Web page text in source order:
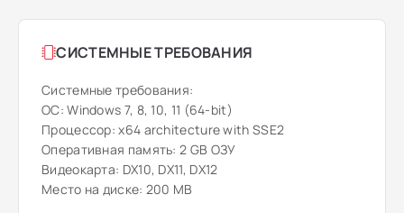
СИСТЕМНЫЕ ТРЕБОВАНИЯ
Системные требования:
ОС: Windows 7, 8, 10, 11 (64-bit)
Процессор: x64 architecture with SSE2
Оперативная память: 2 GB ОЗУ
Видеокарта: DX10, DX11, DX12
Место на диске: 200 MB